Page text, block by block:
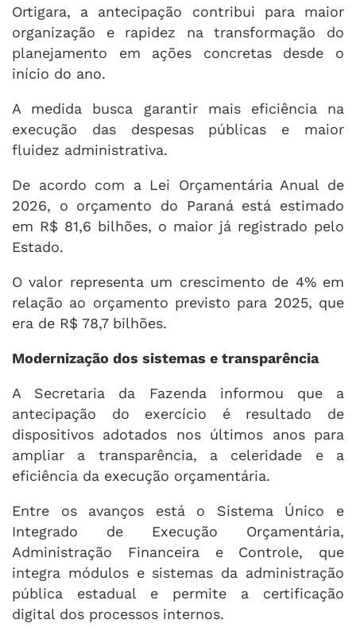
Ortigara, a antecipação contribui para maior
organização e rapidez na transformação do
planejamento em ações concretas desde o
início do ano.
A medida busca garantir mais eficiência na
execução das despesas públicas e maior
fluidez administrativa.
De acordo com a Lei Orçamentária Anual de
2026, o orçamento do Paraná está estimado
em R$ 81,6 bilhões, o maior já registrado pelo
Estado.
O valor representa um crescimento de 4% em
relação ao orçamento previsto para 2025, que
era de R$ 78,7 bilhões.
Modernização dos sistemas e transparência
A Secretaria da Fazenda informou que a
antecipação do exercício é resultado de
dispositivos adotados nos últimos anos para
ampliar a transparência, a celeridade e a
eficiência da execução orçamentária.
Entre os avanços está o Sistema Único e
Integrado de Execução Orçamentária,
Administração Financeira e Controle, que
integra módulos e sistemas da administração
pública estadual e permite a certificação
digital dos processos internos.